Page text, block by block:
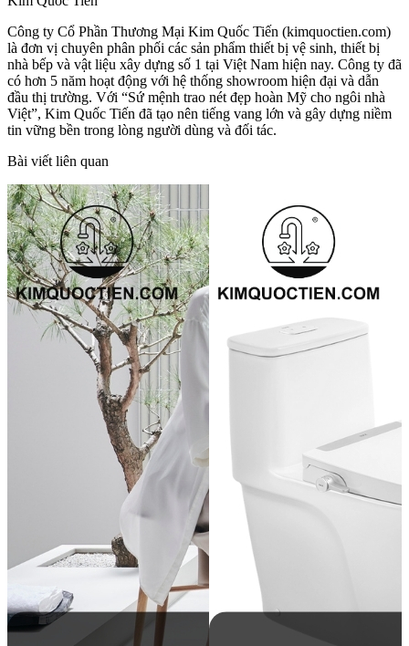
Công ty Cổ Phần Thương Mại Kim Quốc Tiến (kimquoctien.com)
là đơn vị chuyên phân phối các sản phẩm thiết bị vệ sinh, thiết bị
nhà bếp và vật liệu xây dựng số 1 tại Việt Nam hiện nay. Công ty đã
có hơn 5 năm hoạt động với hệ thống showroom hiện đại và dẫn
đầu thị trường. Với “Sứ mệnh trao nét đẹp hoàn Mỹ cho ngôi nhà
Việt”, Kim Quốc Tiến đã tạo nên tiếng vang lớn và gây dựng niềm
tin vững bền trong lòng người dùng và đối tác.
Bài viết liên quan